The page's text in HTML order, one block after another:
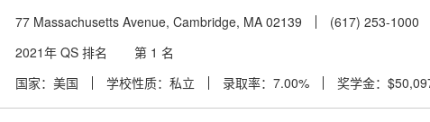
77 Massachusetts Avenue, Cambridge, MA 02139
(617) 253-1000
2021年 QS 排名
第 1 名
国家：美国
学校性质：私立 录取率：7.00% 奖学金：